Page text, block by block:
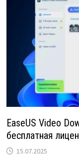
EaseUS Video
бесплатная
15.07.2025